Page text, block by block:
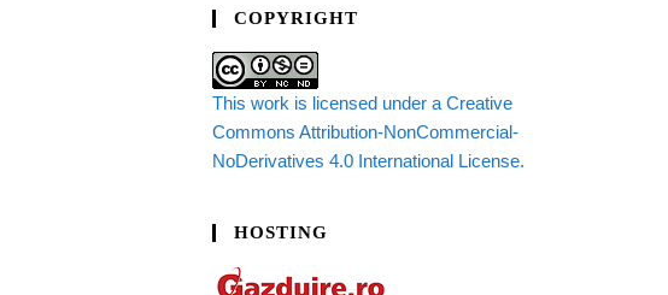
COPYRIGHT
This work is licensed under a Creative
Commons Attribution-NonCommercial-
NoDerivatives 4.0 International License.
HOSTING